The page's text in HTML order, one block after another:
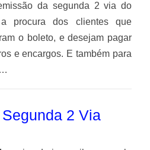
da segunda 2 via do
a procura dos clientes que
o boleto, e desejam pagar
e encargos. E também para
2 Via